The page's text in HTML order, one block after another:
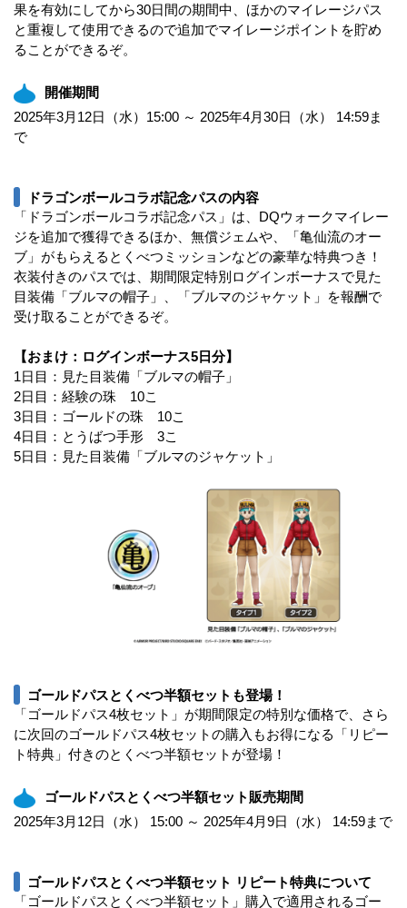
果を有効にしてから30日間の期間中、ほかのマイレージパス
と重複して使用できるので追加でマイレージポイントを貯め
ることができるぞ。
開催期間
2025年3月12日（水）15:00 ～ 2025年4月30日（水） 14:59ま
で
ドラゴンボールコラボ記念パスの内容
「ドラゴンボールコラボ記念パス」は、DQウォークマイレー
ジを追加で獲得できるほか、無償ジェムや、「亀仙流のオー
ブ」がもらえるとくべつミッションなどの豪華な特典つき！
衣装付きのパスでは、期間限定特別ログインボーナスで見た
目装備「ブルマの帽子」、「ブルマのジャケット」を報酬で
受け取ることができるぞ。
【おまけ：ログインボーナス5日分】
1日目：見た目装備「ブルマの帽子」
2日目：経験の珠 10こ
3日目：ゴールドの珠 10こ
4日目：とうばつ手形 3こ
5日目：見た目装備「ブルマのジャケット」
ゴールドパスとくべつ半額セットも登場！
「ゴールドパス4枚セット」が期間限定の特別な価格で、さら
に次回のゴールドパス4枚セットの購入もお得になる「リピー
ト特典」付きのとくべつ半額セットが登場！
ゴールドパスとくべつ半額セット販売期間
2025年3月12日（水） 15:00 ～ 2025年4月9日（水） 14:59まで
ゴールドパスとくべつ半額セット リピート特典について
「ゴールドパスとくべつ半額セット」購入で適用されるゴー